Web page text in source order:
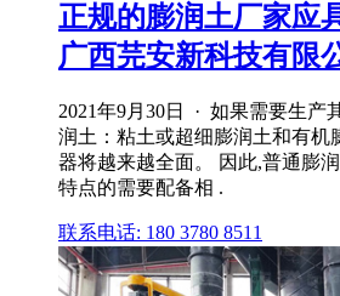
正规的膨润土厂家应
广西芫安新科技有限
2021年9月30日 · 如果需要生产
润土：粘土或超细膨润土和有机
器将越来越全面。 因此,普通膨
特点的需要配备相 .
联系电话: 180 3780 8511